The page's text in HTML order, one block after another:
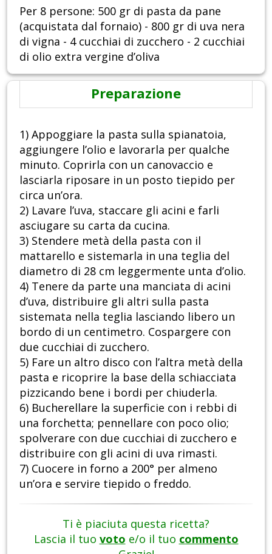
Per 8 persone: 500 gr di pasta da pane
(acquistata dal fornaio) - 800 gr di uva nera
di vigna - 4 cucchiai di zucchero - 2 cucchiai
di olio extra vergine d’oliva
Preparazione
1) Appoggiare la pasta sulla spianatoia,
aggiungere l’olio e lavorarla per qualche
minuto. Coprirla con un canovaccio e
lasciarla riposare in un posto tiepido per
circa un’ora.
2) Lavare l’uva, staccare gli acini e farli
asciugare su carta da cucina.
3) Stendere metà della pasta con il
mattarello e sistemarla in una teglia del
diametro di 28 cm leggermente unta d’olio.
4) Tenere da parte una manciata di acini
d’uva, distribuire gli altri sulla pasta
sistemata nella teglia lasciando libero un
bordo di un centimetro. Cospargere con
due cucchiai di zucchero.
5) Fare un altro disco con l’altra metà della
pasta e ricoprire la base della schiacciata
pizzicando bene i bordi per chiuderla.
6) Bucherellare la superficie con i rebbi di
una forchetta; pennellare con poco olio;
spolverare con due cucchiai di zucchero e
distribuire con gli acini di uva rimasti.
7) Cuocere in forno a 200° per almeno
un’ora e servire tiepido o freddo.
Ti è piaciuta questa ricetta?
Lascia il tuo voto e/o il tuo commento